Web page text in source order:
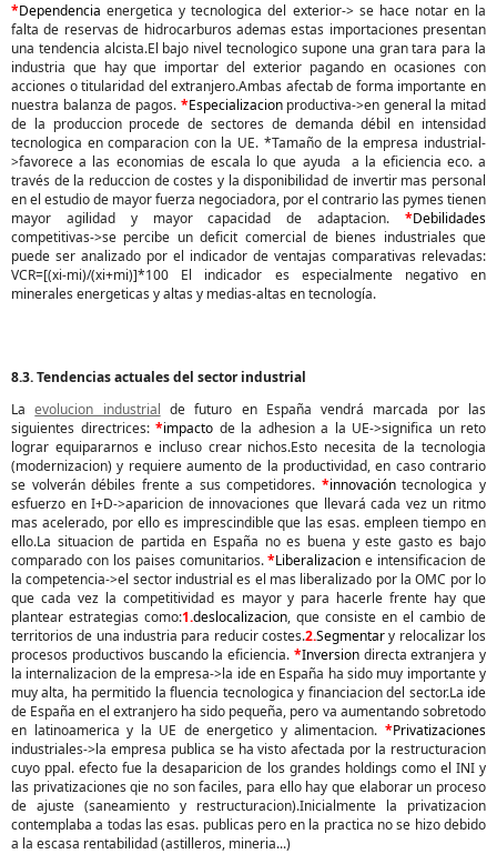
*Dependencia energetica y tecnologica del exterior-> se hace notar en la
falta de reservas de hidrocarburos ademas estas importaciones presentan
una tendencia alcista.El bajo nivel tecnologico supone una gran tara para la
industria que hay que importar del exterior pagando en ocasiones con
acciones o titularidad del extranjero.Ambas afectab de forma importante en
nuestra balanza de pagos. *Especializacionproductiva->en general la mitad
de la produccion procede de sectores de demanda débil en intensidad
tecnologica en comparacion con la UE. *Tamaño de la empresa industrial-
>favorece a las economias de escala lo que ayuda a la eficiencia eco. a
través de la reduccion de costes y la disponibilidad de invertir mas personal
en el estudio de mayor fuerza negociadora, por el contrario las pymes tienen
mayor agilidad y mayor capacidad de adaptacion. *Debilidades
competitivas->se percibe un deficit comercial de bienes industriales que
puede ser analizado por el indicador de ventajas comparativas relevadas:
VCR=[(xi-mi)/(xi+mi)]*100 El indicador es especialmente negativo en
minerales energeticas y altas y medias-altas en tecnología.
8.3. Tendencias actuales del sector industrial
Laevolucion industrial de futuro en España vendrá marcada por las
siguientes directrices: *impacto de la adhesion a la UE->significa un reto
lograr equipararnos e incluso crear nichos.Esto necesita de la tecnologia
(modernizacion) y requiere aumento de la productividad, en caso contrario
se volverán débiles frente a sus competidores. *innovacióntecnologica y
esfuerzo en I+D->aparicion de innovaciones que llevará cada vez un ritmo
mas acelerado, por ello es imprescindible que las esas. empleen tiempo en
ello.La situacion de partida en España no es buena y este gasto es bajo
comparado con los paises comunitarios.*Liberalizacion e intensificacion de
la competencia->el sector industrial es el mas liberalizado por la OMC por lo
que cada vez la competitividad es mayor y para hacerle frente hay que
plantear estrategias como:1.deslocalizacion, que consiste en el cambio de
territorios de una industria para reducir costes.2.Segmentary relocalizar los
procesos productivos buscando la eficiencia. *Inversiondirecta extranjera y
la internalizacion de la empresa->la ide en España ha sido muy importante y
muy alta, ha permitido la fluencia tecnologica y financiacion del sector.La ide
de España en el extranjero ha sido pequeña, pero va aumentando sobretodo
en latinoamerica y la UE de energetico y alimentacion. *Privatizaciones
industriales->la empresa publica se ha visto afectada por la restructuracion
cuyo ppal. efecto fue la desaparicion de los grandes holdings como el INI y
las privatizaciones qie no son faciles, para ello hay que elaborar un proceso
de ajuste (saneamiento y restructuracion).Inicialmente la privatizacion
contemplaba a todas las esas. publicas pero en la practica no se hizo debido
a la escasa rentabilidad (astilleros, mineria...)